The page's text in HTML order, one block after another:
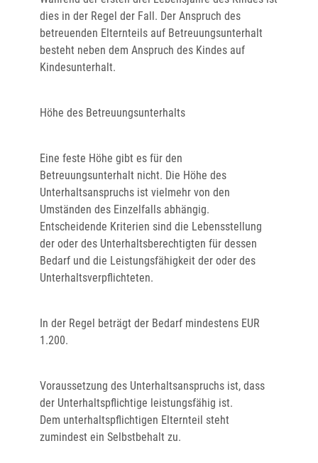
dies in der Regel der Fall. Der Anspruch des
betreuenden Elternteils auf Betreuungsunterhalt
besteht neben dem Anspruch des Kindes auf
Kindesunterhalt.
Höhe des Betreuungsunterhalts
Eine feste Höhe gibt es für den
Betreuungsunterhalt nicht. Die Höhe des
Unterhaltsanspruchs ist vielmehr von den
Umständen des Einzelfalls abhängig.
Entscheidende Kriterien sind die Lebensstellung
der oder des Unterhaltsberechtigten für dessen
Bedarf und die Leistungsfähigkeit der oder des
Unterhaltsverpflichteten.
In der Regel beträgt der Bedarf mindestens EUR
1.200.
Voraussetzung des Unterhaltsanspruchs ist, dass
der Unterhaltspflichtige leistungsfähig ist.
Dem unterhaltspflichtigen Elternteil steht
zumindest ein Selbstbehalt zu.